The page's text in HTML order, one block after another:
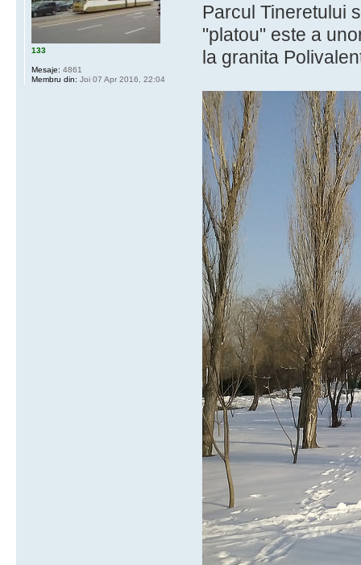
Parcul Tineretului
"platou" este a
la granita
133
Mesaje: 4861
Membru din: Joi 07 Apr 2016, 22:04